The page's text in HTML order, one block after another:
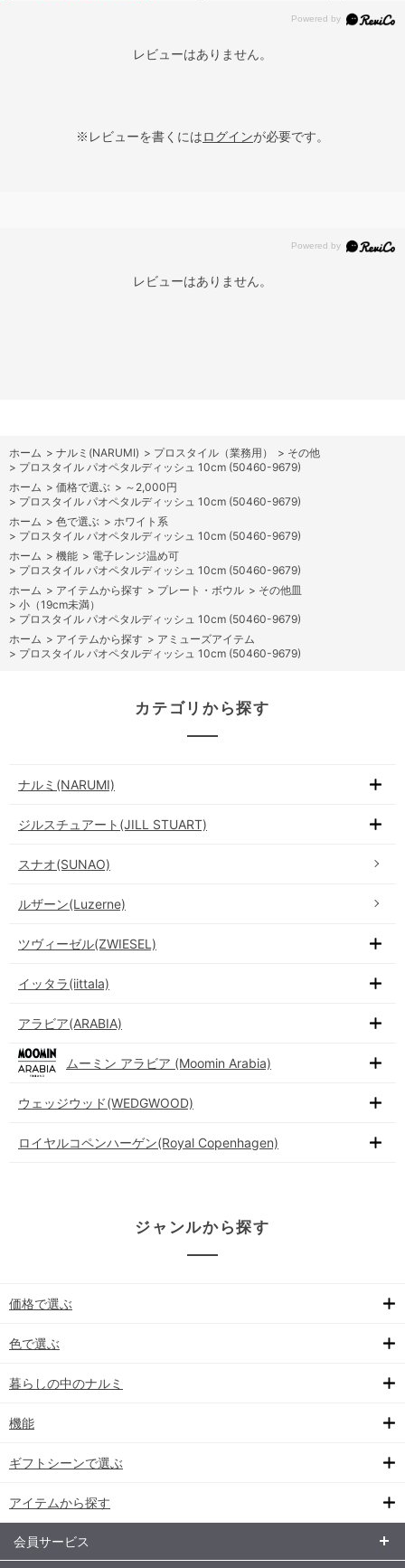
レビューはありません。
※レビューを書くにはログインが必要です。
レビューはありません。
ホーム > ナルミ(NARUMI) > プロスタイル（業務用） > その他
> プロスタイル パオペタルディッシュ 10cm (50460-9679)
ホーム > 価格で選ぶ > ～2,000円
> プロスタイル パオペタルディッシュ 10cm (50460-9679)
ホーム > 色で選ぶ > ホワイト系
> プロスタイル パオペタルディッシュ 10cm (50460-9679)
ホーム > 機能 > 電子レンジ温め可
> プロスタイル パオペタルディッシュ 10cm (50460-9679)
ホーム > アイテムから探す > プレート・ボウル > その他皿
> 小（19cm未満）
> プロスタイル パオペタルディッシュ 10cm (50460-9679)
ホーム > アイテムから探す > アミューズアイテム
> プロスタイル パオペタルディッシュ 10cm (50460-9679)
カテゴリから探す
ナルミ(NARUMI)
ジルスチュアート(JILL STUART)
スナオ(SUNAO)
ルザーン(Luzerne)
ツヴィーゼル(ZWIESEL)
イッタラ(iittala)
アラビア(ARABIA)
ムーミン アラビア (Moomin Arabia)
ウェッジウッド(WEDGWOOD)
ロイヤルコペンハーゲン(Royal Copenhagen)
ジャンルから探す
価格で選ぶ
色で選ぶ
暮らしの中のナルミ
機能
ギフトシーンで選ぶ
アイテムから探す
会員サービス